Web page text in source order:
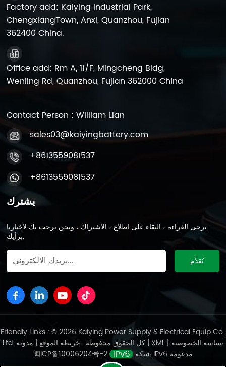
Factory add: Kaiying Industrial Park,
ChengxiangTown, Anxi, Quanzhou, Fujian
362400 China.
Office add: Rm A, 11/F, Mingcheng Bldg,
Wenling Rd, Quanzhou, Fujian 362000 China
Contact Person : William Lian
sales03@kaiyingbattery.com
+8613559081537
+8613559081537
يشترك
يرجى القراءة ، البقاء على اطلاع ، الاشتراك ، ونحن نرحب بك لإخبارنا
برأيك.
Friendly Links : © 2026 Kaiying Power Supply & Electrical Equip Co.,
Ltd .كل الحقوق محفوظة . خريطة الموقع | | XML | سياسة الخصوصية
闽ICP备10006204号-2
شبكة IPv6 مدعومة